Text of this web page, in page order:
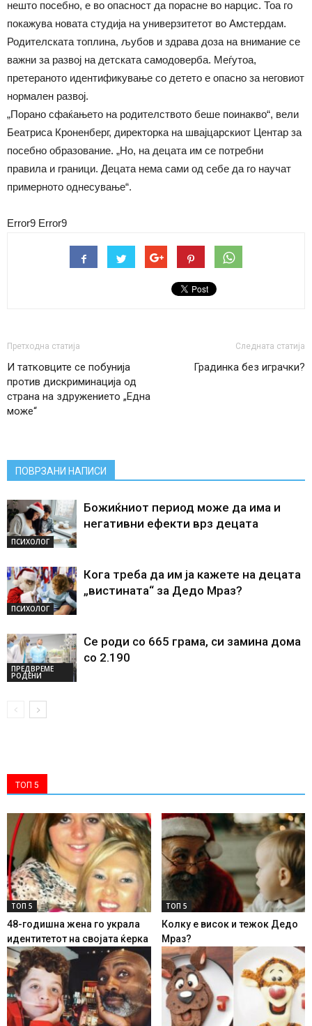
нешто посебно, е во опасност да порасне во нарцис. Тоа го
покажува новата студија на универзитетот во Амстердам.
Родителската топлина, љубов и здрава доза на внимание се
важни за развој на детската самодоверба. Меѓутоа,
претераното идентификување со детето е опасно за неговиот
нормален развој.
„Порано сфаќањето на родителството беше поинакво“, вели
Беатриса Кроненберг, директорка на швајцарскиот Центар за
посебно образование. „Но, на децата им се потребни
правила и граници. Децата нема сами од себе да го научат
примерното однесување“.
Error9 Error9
Претходна статија
И татковците се побунија
против дискриминација од
страна на здружението „Една
може“
Следната статија
Градинка без играчки?
ПОВРЗАНИ НАПИСИ
ПСИХОЛОГ
Божиќниот период може да има и
негативни ефекти врз децата
ПСИХОЛОГ
Кога треба да им ја кажете на децата
„вистината“ за Дедо Мраз?
ПРЕДВРЕМЕ
РОДЕНИ
Се роди со 665 грама, си замина дома
со 2.190
ТОП 5
ТОП 5
48-годишна жена го украла
идентитетот на својата ќерка
ТОП 5
Колку е висок и тежок Дедо
Мраз?